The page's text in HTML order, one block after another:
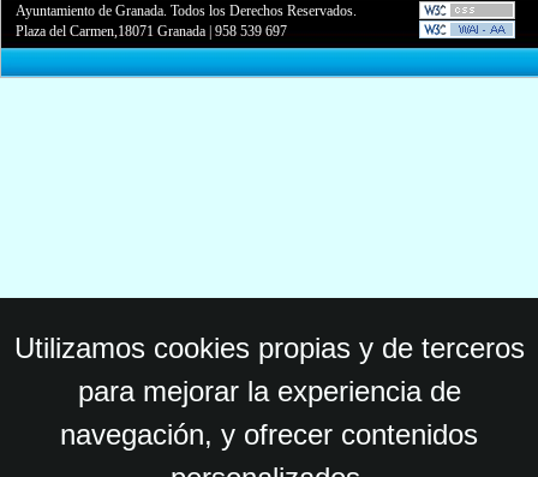
Ayuntamiento de Granada. Todos los Derechos Reservados.
Plaza del Carmen,18071 Granada |958 539 697
Utilizamos cookies propias y de terceros
para mejorar la experiencia de
navegación, y ofrecer contenidos